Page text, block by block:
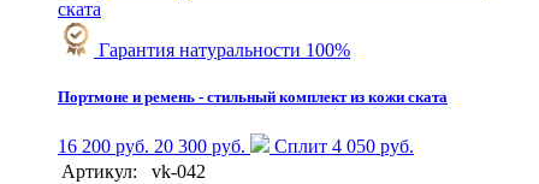
Гарантия натуральности 100%
Портмоне и ремень - стильный комплект из кожи ската
16 200 руб. 20 300 руб.
Сплит 4 050 руб.
Артикул:
vk-042